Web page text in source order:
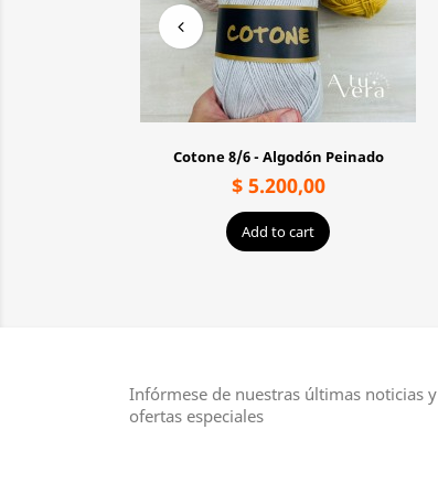
Cotone 8/6 - Algodón Peinado
$ 5.200,00
Add to cart
Infórmese de nuestras últimas noticias y
ofertas especiales